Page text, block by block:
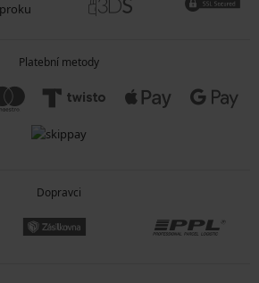
Platební metody
Dopravci